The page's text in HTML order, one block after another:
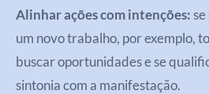
Alinhar ações com intenções:
um novo trabalho, por exemplo,
buscar oportunidades e se
sintonia com a manifestação.